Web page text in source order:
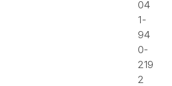
04
1-
94
0-
219
2